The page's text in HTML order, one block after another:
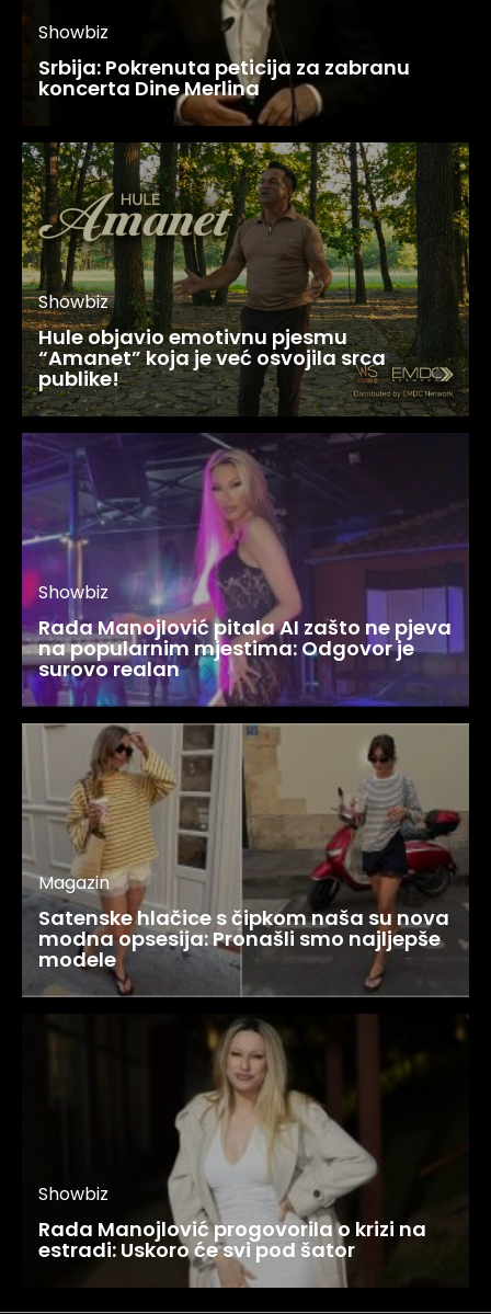
Showbiz
Srbija: Pokrenuta peticija za zabranu
koncerta Dine Merlina
Showbiz
Hule objavio emotivnu pjesmu
“Amanet” koja je već osvojila srca
publike!
Showbiz
Rada Manojlović pitala AI zašto ne pjeva
na popularnim mjestima: Odgovor je
surovo realan
Magazin
Satenske hlačice s čipkom naša su nova
modna opsesija: Pronašli smo najljepše
modele
Showbiz
Rada Manojlović progovorila o krizi na
estradi: Uskoro će svi pod šator